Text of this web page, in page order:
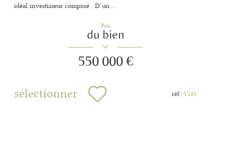
idéal investisseur composé : D’un...
Prix
du bien
550 000 €
sélectionner réf : V181